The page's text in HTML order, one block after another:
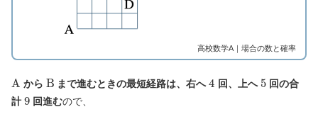
高校数学A｜場合の数と確率
A から B まで進むときの最短経路は、右へ 4 回、上へ 5 回の合
計 9 回進むので、